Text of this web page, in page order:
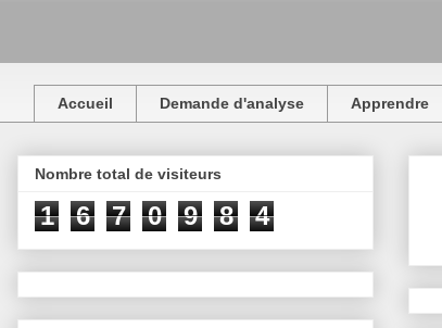
Accueil Demande d'analyse Apprendre
Nombre total de visiteurs
1 6 7 0 9 8 4